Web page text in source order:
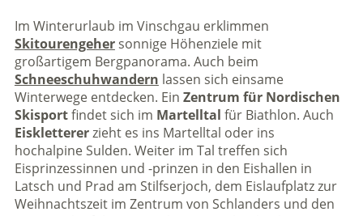
Im Winterurlaub im Vinschgau erklimmen
Skitourengehersonnige Höhenziele mit
großartigem Bergpanorama. Auch beim
Schneeschuhwandern lassen sich einsame
Winterwege entdecken. Ein Zentrum für Nordischen
Skisportfindet sich im Martelltal für Biathlon. Auch
Eisklettererzieht es ins Martelltal oder ins
hochalpine Sulden. Weiter im Tal treffen sich
Eisprinzessinnen und -prinzen in den Eishallen in
Latsch und Prad am Stilfserjoch, dem Eislaufplatz zur
Weihnachtszeit im Zentrum von Schlanders und den